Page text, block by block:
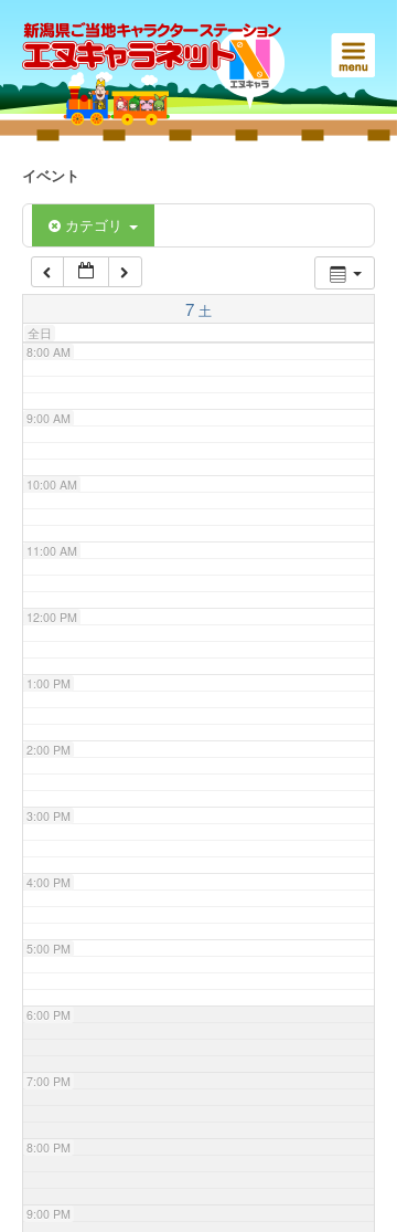
イベント
カテゴリ
7 土
全日
3:00 AM
4:00 AM
6:00 AM
7:00 AM
8:00 AM
9:00 AM
10:00 AM
11:00 AM
12:00 PM
1:00 PM
2:00 PM
3:00 PM
4:00 PM
5:00 PM
6:00 PM
7:00 PM
8:00 PM
9:00 PM